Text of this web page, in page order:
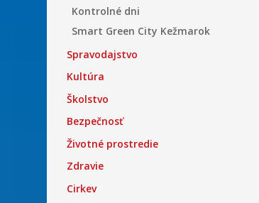
Kontrolné dni
Smart Green City Kežmarok
Spravodajstvo
Kultúra
Školstvo
Bezpečnosť
Životné prostredie
Zdravie
Cirkev